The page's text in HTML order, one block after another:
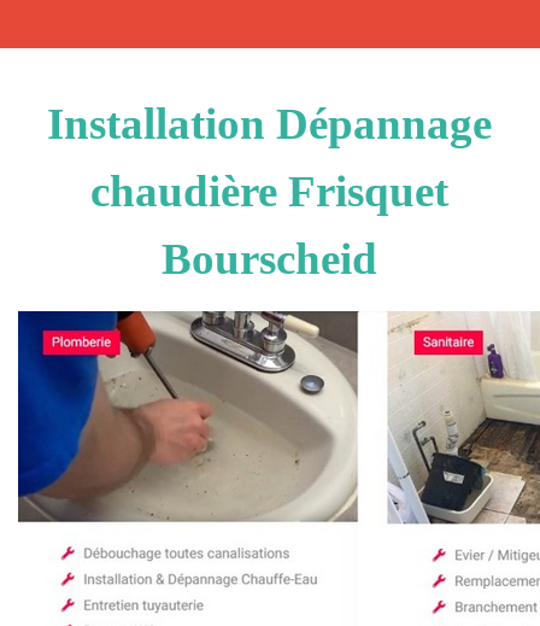
Installation Dépannage
chaudière Frisquet
Bourscheid